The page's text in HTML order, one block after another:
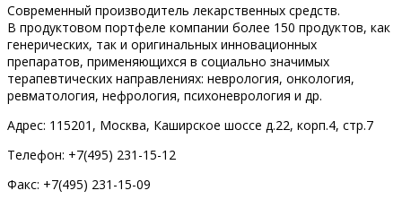
Современный производитель лекарственных средств.
В продуктовом портфеле компании более 150 продуктов, как
генерических, так и оригинальных инновационных
препаратов, применяющихся в социально значимых
терапевтических направлениях: неврология, онкология,
ревматология, нефрология, психоневрология и др.
Адрес: 115201, Москва, Каширское шоссе д.22, корп.4, стр.7
Телефон: +7(495) 231-15-12
Факс: +7(495) 231-15-09